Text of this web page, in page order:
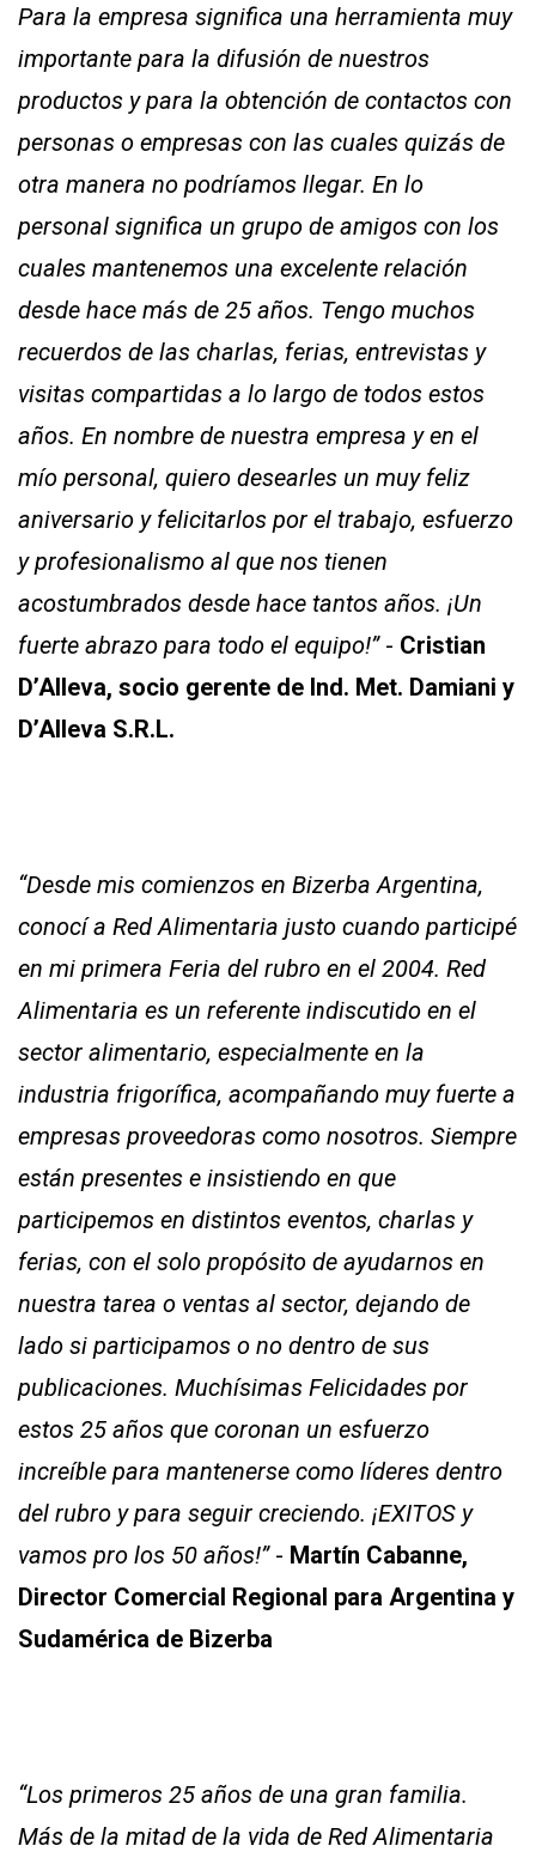
Para la empresa significa una herramienta muy
importante para la difusión de nuestros
productos y para la obtención de contactos con
personas o empresas con las cuales quizás de
otra manera no podríamos llegar. En lo
personal significa un grupo de amigos con los
cuales mantenemos una excelente relación
desde hace más de 25 años. Tengo muchos
recuerdos de las charlas, ferias, entrevistas y
visitas compartidas a lo largo de todos estos
años. En nombre de nuestra empresa y en el
mío personal, quiero desearles un muy feliz
aniversario y felicitarlos por el trabajo, esfuerzo
y profesionalismo al que nos tienen
acostumbrados desde hace tantos años. ¡Un
fuerte abrazo para todo el equipo!” - Cristian
D’Alleva, socio gerente de Ind. Met. Damiani y
D’Alleva S.R.L.
“Desde mis comienzos en Bizerba Argentina,
conocí a Red Alimentaria justo cuando participé
en mi primera Feria del rubro en el 2004. Red
Alimentaria es un referente indiscutido en el
sector alimentario, especialmente en la
industria frigorífica, acompañando muy fuerte a
empresas proveedoras como nosotros. Siempre
están presentes e insistiendo en que
participemos en distintos eventos, charlas y
ferias, con el solo propósito de ayudarnos en
nuestra tarea o ventas al sector, dejando de
lado si participamos o no dentro de sus
publicaciones. Muchísimas Felicidades por
estos 25 años que coronan un esfuerzo
increíble para mantenerse como líderes dentro
del rubro y para seguir creciendo. ¡EXITOS y
vamos pro los 50 años!” - Martín Cabanne,
Director Comercial Regional para Argentina y
Sudamérica de Bizerba
“Los primeros 25 años de una gran familia.
Más de la mitad de la vida de Red Alimentaria